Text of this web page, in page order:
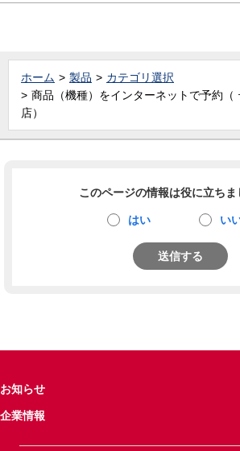
ホーム 製品
カテゴリ選択
商品（機種）をインターネットで予約（
店）
このページの情報は役に立ちま
はい い
送信する
お知らせ
企業情報